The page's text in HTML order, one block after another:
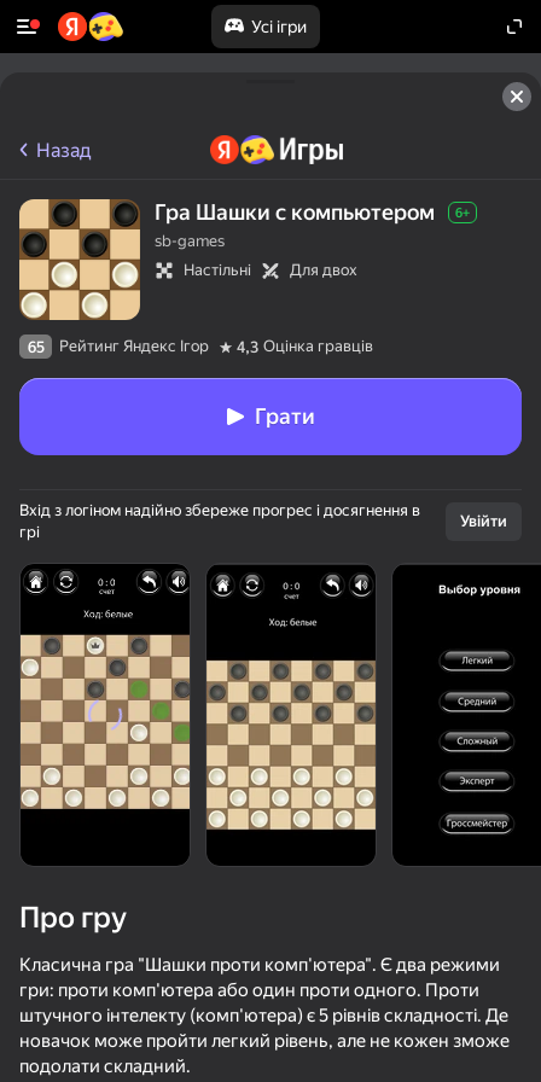
Усі ігри
50+ топ-ігор, у які грають
навіть ті, хто «не грає»
Block Blast Master
Мои Шахматы
Назад
Гра Шашки с компьютером 6+
sb-games
Настільні
Для двох
65 Рейтинг Яндекс Ігор 4,3 Оцінка гравців
Грати
Вхід з логіном надійно збереже прогрес і досягнення в
грі
Увійти
Про гру
Класична гра "Шашки проти комп'ютера". Є два режими
гри: проти комп'ютера або один проти одного. Проти
штучного інтелекту (комп'ютера) є 5 рівнів складності. Де
новачок може пройти легкий рівень, але не кожен зможе
подолати складний.